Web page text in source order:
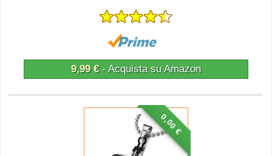
9,99 €- Acquista su Amazon
0,00 €